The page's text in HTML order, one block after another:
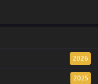
2026
2025